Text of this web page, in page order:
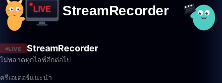
LIVE StreamRecorder
ไม่พลาดทุกไลฟ์อีกต่อไป
ครีเอเตอร์แนะนำ